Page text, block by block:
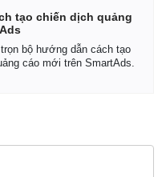
tạo chiến dịch quảng
bộ hướng dẫn cách tạo
cáo mới trên SmartAds.